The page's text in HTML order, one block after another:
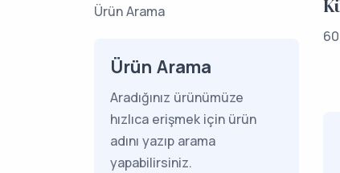
Ürün Arama
Ürün Arama
Aradığınız ürünümüze
hızlıca erişmek için ürün
adını yazıp arama
yapabilirsiniz.